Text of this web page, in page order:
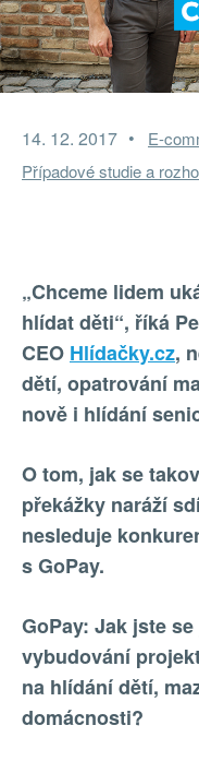
14. 12. 2017
E-
Případové studie a
„Chceme lidem
hlídat děti“, říká
CEO Hlídačky.cz,
dětí, opatrování
nově i hlídání
O tom, jak se
překážky naráží
nesleduje
s GoPay.
GoPay: Jak jste
vybudování
na hlídání dětí,
domácnosti?